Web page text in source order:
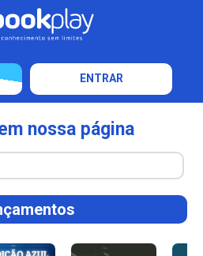
ENTRAR
nossa página